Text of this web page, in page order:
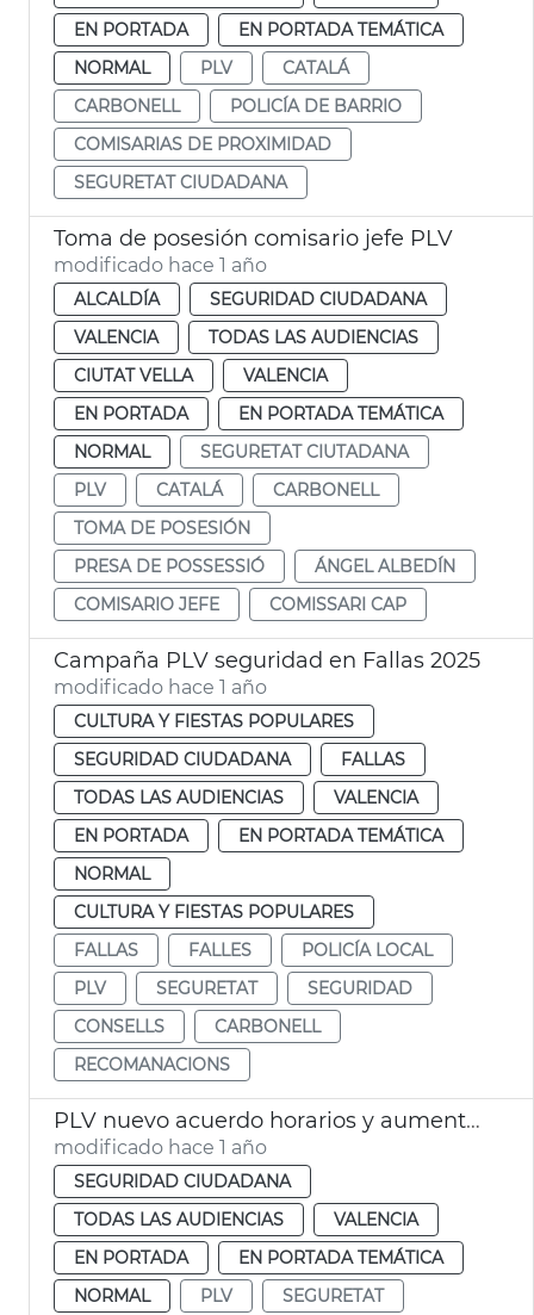
EN PORTADA
EN PORTADA TEMÁTICA
NORMAL
PLV
CATALÁ
CARBONELL
POLICÍA DE BARRIO
COMISARIAS DE PROXIMIDAD
SEGURETAT CIUDADANA
Toma de posesión comisario jefe PLV
modificado hace 1 año
ALCALDÍA
SEGURIDAD CIUDADANA
VALENCIA
TODAS LAS AUDIENCIAS
CIUTAT VELLA
VALENCIA
EN PORTADA
EN PORTADA TEMÁTICA
NORMAL
SEGURETAT CIUTADANA
PLV
CATALÁ
CARBONELL
TOMA DE POSESIÓN
PRESA DE POSSESSIÓ
ÁNGEL ALBEDÍN
COMISARIO JEFE
COMISSARI CAP
Campaña PLV seguridad en Fallas 2025
modificado hace 1 año
CULTURA Y FIESTAS POPULARES
SEGURIDAD CIUDADANA
FALLAS
TODAS LAS AUDIENCIAS
VALENCIA
EN PORTADA
EN PORTADA TEMÁTICA
NORMAL
CULTURA Y FIESTAS POPULARES
FALLAS
FALLES
POLICÍA LOCAL
PLV
SEGURETAT
SEGURIDAD
CONSELLS
CARBONELL
RECOMANACIONS
PLV nuevo acuerdo horarios y aumento efectivos fines semana
modificado hace 1 año
SEGURIDAD CIUDADANA
TODAS LAS AUDIENCIAS
VALENCIA
EN PORTADA
EN PORTADA TEMÁTICA
NORMAL
PLV
SEGURETAT